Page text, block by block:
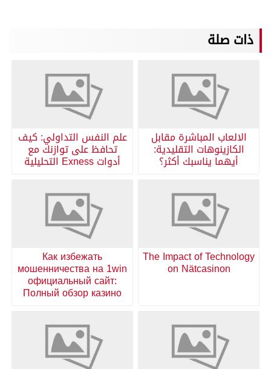
ذات صلة
الالعاب المباشرة مقابل
الكازينوهات التقليدية:
أيهما يناسبك أكثر؟
علم النفس التداولي: كيف
تحافظ على توازنك مع
أدوات Exness التحليلية
The Impact of Technology
on Nätcasinon
Как избежать
мошенничества на 1win
официальный сайт:
Полный обзор казино